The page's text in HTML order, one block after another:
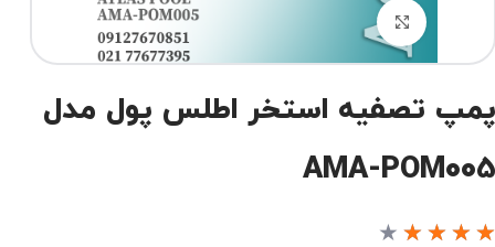
برای بزرگنمایی کلیک کنید
تصفیه استخر اطلس پول مدل
AMA-
★
★
★
★